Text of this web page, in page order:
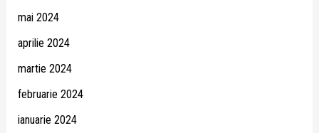
mai 2024
aprilie 2024
martie 2024
februarie 2024
ianuarie 2024